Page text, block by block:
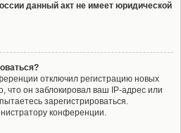
данный акт не имеет юридической
отключил регистрацию новых
что он заблокировал ваш IP-адрес или
зарегистрироваться.
конференции.